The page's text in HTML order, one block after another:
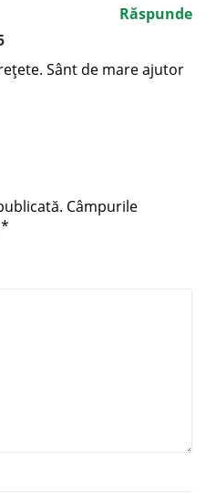
Sânt de mare ajutor
Răspunde
Câmpurile
*